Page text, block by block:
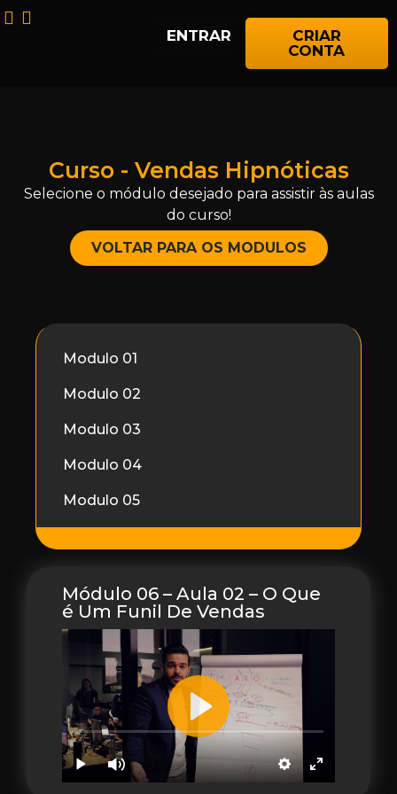
ENTRAR
CRIAR
CONTA
Curso - Vendas Hipnóticas
Selecione o módulo desejado para assistir às aulas
do curso!
VOLTAR PARA OS MODULOS
Modulo 01
Modulo 02
Modulo 03
Modulo 04
Modulo 05
Módulo 06 – Aula 02 – O Que
é Um Funil De Vendas